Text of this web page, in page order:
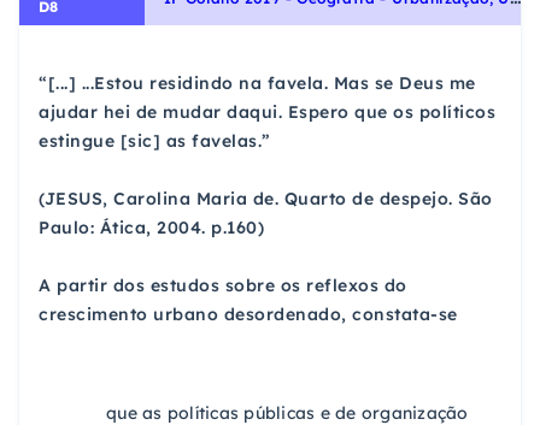
D8
“[...] ...Estou residindo na favela. Mas se Deus me
ajudar hei de mudar daqui. Espero que os políticos
estingue [sic] as favelas.”
(JESUS, Carolina Maria de. Quarto de despejo. São
Paulo: Ática, 2004. p.160)
A partir dos estudos sobre os reflexos do
crescimento urbano desordenado, constata-se
que as políticas públicas e de organização